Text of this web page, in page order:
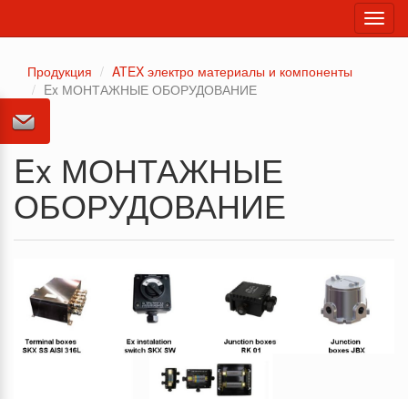
Продукция
ATEX электро материалы и компоненты
Ex МОНТАЖНЫЕ ОБОРУДОВАНИЕ
Ex МОНТАЖНЫЕ
ОБОРУДОВАНИЕ